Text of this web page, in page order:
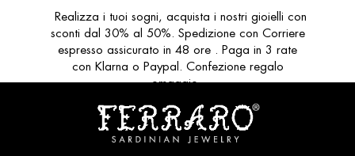
Realizza i tuoi sogni, acquista i nostri gioielli con
sconti dal 30% al 50%. Spedizione con Corriere
espresso assicurato in 48 ore . Paga in 3 rate
con Klarna o Paypal. Confezione regalo
omaggio